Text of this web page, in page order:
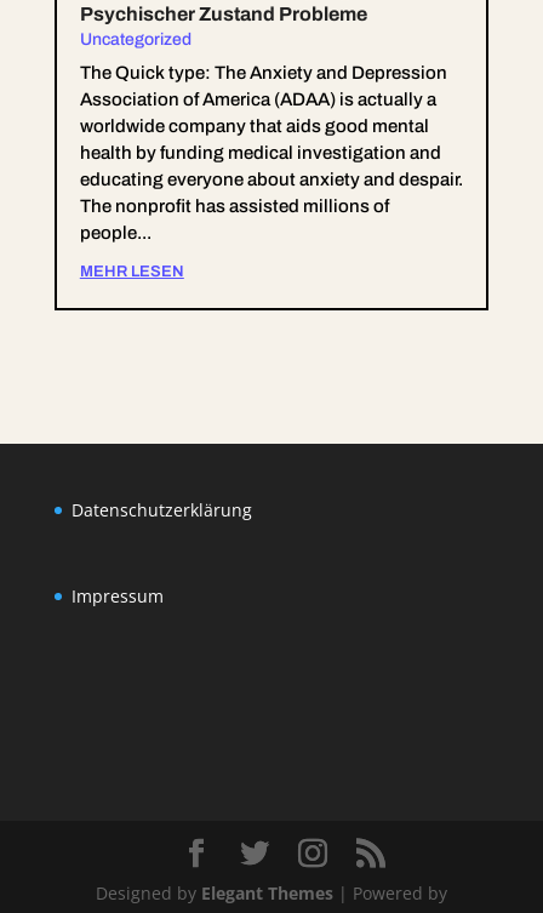
Psychischer Zustand Probleme
Uncategorized
The Quick type: The Anxiety and Depression
Association of America (ADAA) is actually a
worldwide company that aids good mental
health by funding medical investigation and
educating everyone about anxiety and despair.
The nonprofit has assisted millions of
people...
MEHR LESEN
Datenschutzerklärung
Impressum
Designed by Elegant Themes| Powered by